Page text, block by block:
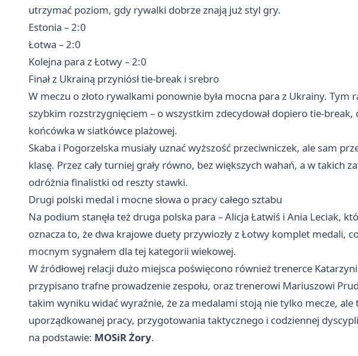
utrzymać poziom, gdy rywalki dobrze znają już styl gry.
Estonia – 2:0
Łotwa – 2:0
Kolejna para z Łotwy – 2:0
Finał z Ukrainą przyniósł tie-break i srebro
W meczu o złoto rywalkami ponownie była mocna para z Ukrainy. Tym
szybkim rozstrzygnięciem – o wszystkim zdecydował dopiero tie-break,
końcówka w siatkówce plażowej.
Skaba i Pogorzelska musiały uznać wyższość przeciwniczek, ale sam
klasę. Przez cały turniej grały równo, bez większych wahań, a w takich
odróżnia finalistki od reszty stawki.
Drugi polski medal i mocne słowa o pracy całego sztabu
Na podium stanęła też druga polska para – Alicja Łatwiś i Ania Leciak,
oznacza to, że dwa krajowe duety przywiozły z Łotwy komplet medali,
mocnym sygnałem dla tej kategorii wiekowej.
W źródłowej relacji dużo miejsca poświęcono również trenerce
przypisano trafne prowadzenie zespołu, oraz trenerowi Mariuszowi
takim wyniku widać wyraźnie, że za medalami stoją nie tylko mecze, ale
uporządkowanej pracy, przygotowania taktycznego i codziennej
na podstawie: MOSiR Żory.